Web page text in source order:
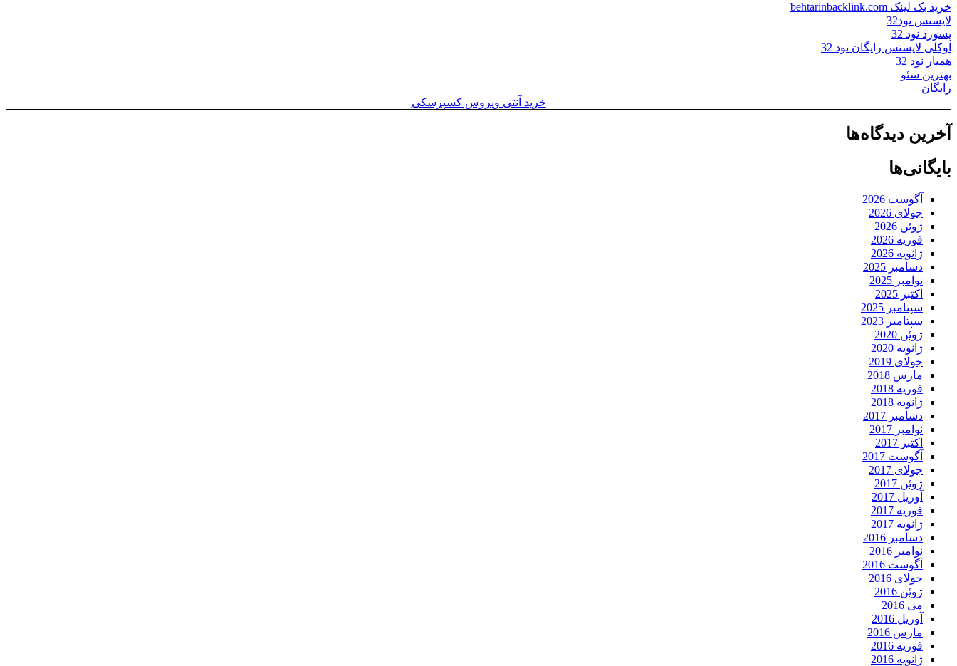
خرید بک لینک behtarinbacklink.com
لایسنس نود32
پسورد نود 32
اوکلی لایسنس رایگان نود 32
همیار نود 32
بهترین سئو
رایگان
خرید آنتی ویروس کسپرسکی
آخرین دیدگاه‌ها
بایگانی‌ها
آگوست 2026
جولای 2026
ژوئن 2026
فوریه 2026
ژانویه 2026
دسامبر 2025
نوامبر 2025
اکتبر 2025
سپتامبر 2025
سپتامبر 2023
ژوئن 2020
ژانویه 2020
جولای 2019
مارس 2018
فوریه 2018
ژانویه 2018
دسامبر 2017
نوامبر 2017
اکتبر 2017
آگوست 2017
جولای 2017
ژوئن 2017
آوریل 2017
فوریه 2017
ژانویه 2017
دسامبر 2016
نوامبر 2016
آگوست 2016
جولای 2016
ژوئن 2016
می 2016
آوریل 2016
مارس 2016
فوریه 2016
ژانویه 2016